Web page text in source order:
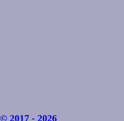
© 2017 - 2026